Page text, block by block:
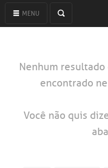
MENU
Nenhum resultado
encontrado
Você não quis